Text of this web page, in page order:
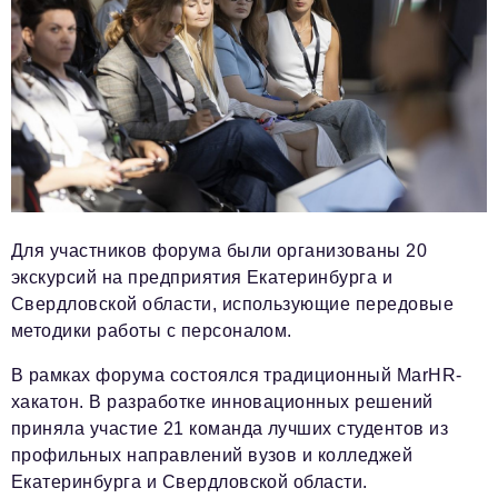
Для участников форума были организованы 20
экскурсий на предприятия Екатеринбурга и
Свердловской области, использующие передовые
методики работы с персоналом.
В рамках форума состоялся традиционный MarHR-
хакатон. В разработке инновационных решений
приняла участие 21 команда лучших студентов из
профильных направлений вузов и колледжей
Екатеринбурга и Свердловской области.